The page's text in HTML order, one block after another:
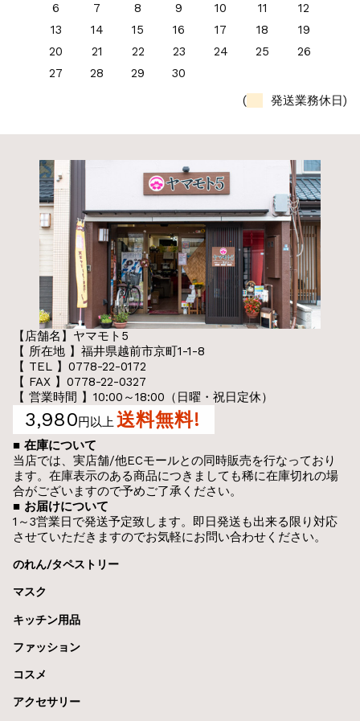
6
7 8 9 10 11
12
13
14 15 16 17 18
19
20
21 22 23 24 25
26
27
28 29
30
(
発送業務休日)
【店舗名】ヤマモト5
【 所在地 】福井県越前市京町1-1-8
【 TEL 】0778-22-0172
【 FAX 】0778-22-0327
【 営業時間 】10:00～18:00（日曜・祝日定休）
3,980円以上送料無料!
■ 在庫について
当店では、実店舗/他ECモールとの同時販売を行なっており
ます。在庫表示のある商品につきましても稀に在庫切れの場
合がございますので予めご了承ください。
■ お届けについて
1～3営業日で発送予定致します。即日発送も出来る限り対応
させていただきますのでお気軽にお問い合わせください。
のれん/タペストリー
マスク
キッチン用品
ファッション
コスメ
アクセサリー